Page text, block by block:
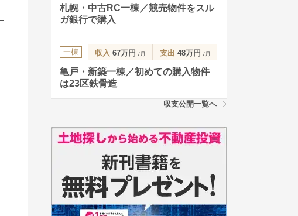
札幌・中古RC一棟／競売物件をスル
ガ銀行で購入
一棟 収入 67万円 /月 支出 48万円 /月
亀戸・新築一棟／初めての購入物件
は23区鉄骨造
収支公開一覧へ